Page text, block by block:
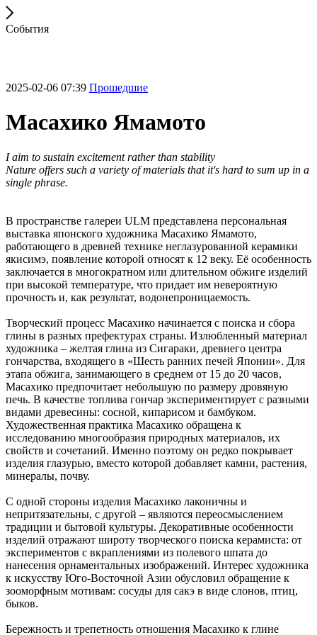
События
2025-02-06 07:39 Прошедшие
Масахико Ямамото
I aim to sustain excitement rather than stability
Nature offers such a variety of materials that it's hard to sum up in a
single phrase.
В пространстве галереи ULM представлена персональная
выставка японского художника Масахико Ямамото,
работающего в древней технике неглазурованной керамики
якисимэ, появление которой относят к 12 веку. Её особенность
заключается в многократном или длительном обжиге изделий
при высокой температуре, что придает им невероятную
прочность и, как результат, водонепроницаемость.
Творческий процесс Масахико начинается с поиска и сбора
глины в разных префектурах страны. Излюбленный материал
художника – желтая глина из Сигараки, древнего центра
гончарства, входящего в «Шесть ранних печей Японии». Для
этапа обжига, занимающего в среднем от 15 до 20 часов,
Масахико предпочитает небольшую по размеру дровяную
печь. В качестве топлива гончар экспериментирует с разными
видами древесины: сосной, кипарисом и бамбуком.
Художественная практика Масахико обращена к
исследованию многообразия природных материалов, их
свойств и сочетаний. Именно поэтому он редко покрывает
изделия глазурью, вместо которой добавляет камни, растения,
минералы, почву.
С одной стороны изделия Масахико лаконичны и
непритязательны, с другой – являются переосмыслением
традиции и бытовой культуры. Декоративные особенности
изделий отражают широту творческого поиска керамиста: от
экспериментов с вкраплениями из полевого шпата до
нанесения орнаментальных изображений. Интерес художника
к искусству Юго-Восточной Азии обусловил обращение к
зооморфным мотивам: сосуды для сакэ в виде слонов, птиц,
быков.
Бережность и трепетность отношения Масахико к глине